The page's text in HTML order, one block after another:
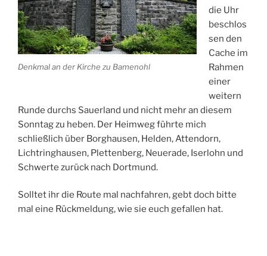
Denkmal an der Kirche zu Bamenohl
die Uhr
beschlos
sen den
Cache im
Rahmen
einer
weitern
Runde durchs Sauerland und nicht mehr an diesem
Sonntag zu heben. Der Heimweg führte mich
schließlich über Borghausen, Helden, Attendorn,
Lichtringhausen, Plettenberg, Neuerade, Iserlohn und
Schwerte zurück nach Dortmund.
Solltet ihr die Route mal nachfahren, gebt doch bitte
mal eine Rückmeldung, wie sie euch gefallen hat.